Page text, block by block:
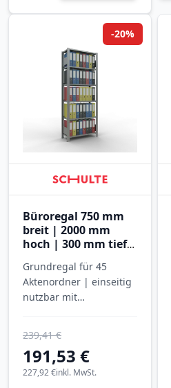
Büroregal 750 mm
breit | 2000 mm
hoch | 300 mm tief |
Grundregal für 45
Aktenordner | einseitig
nutzbar mit
191,53 €
239,41 €
-20%
inkl. MwSt.
227,92 €